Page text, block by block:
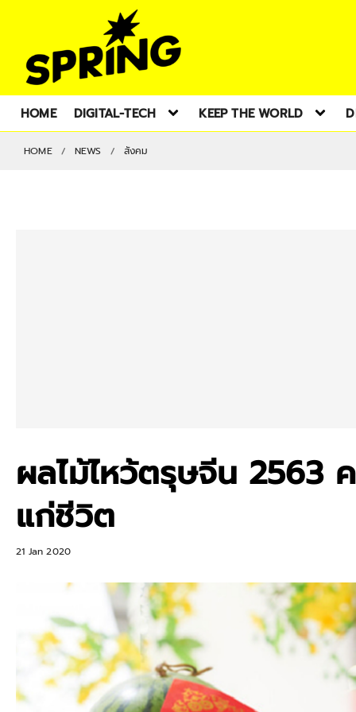
HOME DIGITAL-TECH KEEP THE WORLD
HOME NEWS สังคม
ผลไม้ไหว้ตรุษจีน 2563
แก่ชีวิต
21 Jan 2020